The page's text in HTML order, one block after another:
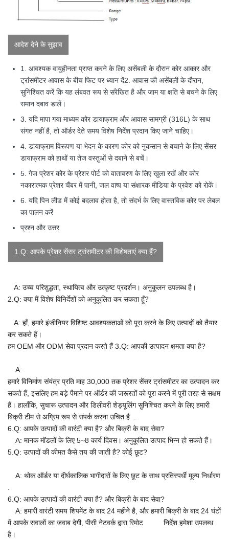
आदेश देने के सुझाव
1. आवश्यक वायुहीनता प्राप्त करने के लिए असेंबली के दौरान कोर आकार और
ट्रांसमीटर आवास के बीच फिट पर ध्यान दें2. आवास की असेंबली के दौरान,
सुनिश्चित करें कि यह लंबवत रूप से संरेखित है और जाम या क्षति से बचने के लिए
समान दबाव डालें।
3. यदि मापा गया माध्यम कोर डायाफ्राम और आवास सामग्री (316L) के साथ
संगत नहीं है, तो ऑर्डर देते समय विशेष निर्देश प्रदान किए जाने चाहिए।
4. डायाफ्राम विरूपण या भेदन के कारण कोर को नुकसान से बचाने के लिए सेंसर
डायाफ्राम को हाथों या तेज वस्तुओं से दबाने से बचें।
5. गेज प्रेशर कोर के प्रेशर पोर्ट को वातावरण के लिए खुला रखें और कोर
नकारात्मक प्रेशर चैंबर में पानी, जल वाष्प या संक्षारक मीडिया के प्रवेश को रोकें।
6. यदि पिन लीड में कोई बदलाव होता है, तो संदर्भ के लिए वास्तविक कोर पर लेबल
का पालन करें
प्रश्न और उत्तर
1.Q: आपके प्रेशर सेंसर ट्रांसमीटर की विशेषताएं क्या हैं?
A: उच्च परिशुद्धता, स्थायित्व और उत्कृष्ट प्रदर्शन। अनुकूलन उपलब्ध है।
2.Q: क्या मैं विशेष विनिर्देशों को अनुकूलित कर सकता हूँ?
A: हाँ, हमारे इंजीनियर विशिष्ट आवश्यकताओं को पूरा करने के लिए उत्पादों को तैयार
कर सकते हैं।
हम OEM और ODM सेवा प्रदान करते हैं 3.Q: आपकी उत्पादन क्षमता क्या है?
A:
हमारे विनिर्माण संयंत्र प्रति माह 30,000 तक प्रेशर सेंसर ट्रांसमीटर का उत्पादन कर
सकते हैं, इसलिए हम बड़े पैमाने पर ऑर्डर की जरूरतों को पूरा करने में पूरी तरह से सक्षम
हैं। हालाँकि, सुचारू उत्पादन और डिलीवरी शेड्यूलिंग सुनिश्चित करने के लिए हमारी
बिक्री टीम से अग्रिम रूप से संपर्क करना उचित है
6.Q: आपके उत्पादों की वारंटी क्या है? और बिक्री के बाद सेवा?
A: मानक मॉडलों के लिए 5~8 कार्य दिवस। अनुकूलित उत्पाद भिन्न हो सकते हैं।
5.Q: उत्पादों की कीमत कैसे तय की जाती है? कोई छूट?
A: थोक ऑर्डर या दीर्घकालिक भागीदारों के लिए छूट के साथ प्रतिस्पर्धी मूल्य निर्धारण
6.Q: आपके उत्पादों की वारंटी क्या है? और बिक्री के बाद सेवा?
A: हमारी वारंटी समय शिपमेंट के बाद 24 महीने है, और हमारी बिक्री के बाद 24 घंटों
में आपके सवालों का जवाब देगी, पीसी नेटवर्क द्वारा रिमोट निर्देश हमेशा उपलब्ध
है।